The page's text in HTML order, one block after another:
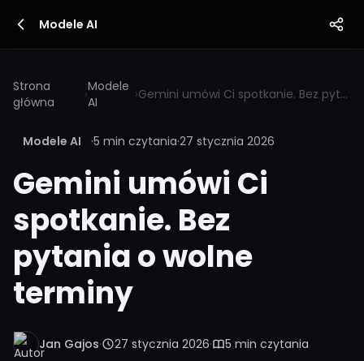
Modele AI
Strona
główna
›Modele
AI
› Gemini umówi Ci spotkanie. Bez pytania o wolne terminy
Modele AI ·5 min czytania·27 stycznia 2026
Gemini umówi Ci
spotkanie. Bez
pytania o wolne
terminy
Jan Gajos· 27 stycznia 2026· 5 min czytania